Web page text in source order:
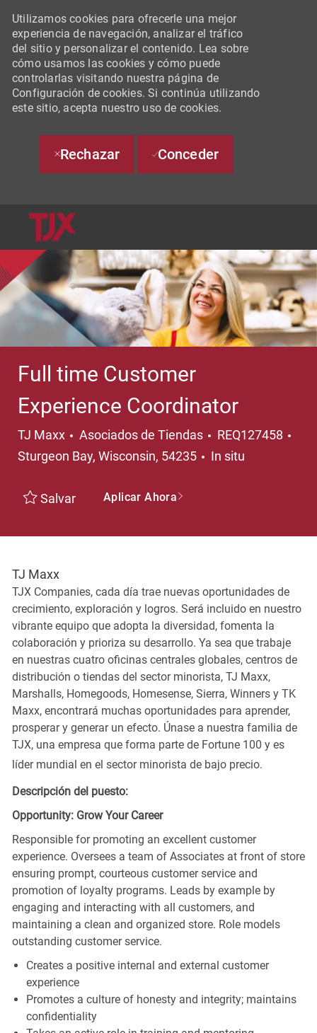
Utilizamos cookies para ofrecerle una mejor
experiencia de navegación, analizar el tráfico
del sitio y personalizar el contenido. Lea sobre
cómo usamos las cookies y cómo puede
controlarlas visitando nuestra página de
Configuración de cookies. Si continúa utilizando
este sitio, acepta nuestro uso de cookies.
Rechazar Conceder
Full time Customer
Experience Coordinator
TJ Maxx Categoría
Asociados de Tiendas REQ127458
Sturgeon Bay, Wisconsin, 54235
In situ
Salvar Aplicar Ahora
TJ Maxx
TJX Companies, cada día trae nuevas oportunidades de
crecimiento, exploración y logros. Será incluido en nuestro
vibrante equipo que adopta la diversidad, fomenta la
colaboración y prioriza su desarrollo. Ya sea que trabaje
en nuestras cuatro oficinas centrales globales, centros de
distribución o tiendas del sector minorista, TJ Maxx,
Marshalls, Homegoods, Homesense, Sierra, Winners y TK
Maxx, encontrará muchas oportunidades para aprender,
prosperar y generar un efecto. Únase a nuestra familia de
TJX, una empresa que forma parte de Fortune 100 y es
líder mundial en el sector minorista de bajo precio.
Descripción del puesto:
Opportunity: Grow Your Career
Responsible for promoting an excellent customer
experience. Oversees a team of Associates at front of store
ensuring prompt, courteous customer service and
promotion of loyalty programs. Leads by example by
engaging and interacting with all customers, and
maintaining a clean and organized store. Role models
outstanding customer service.
Creates a positive internal and external customer
experience
Promotes a culture of honesty and integrity; maintains
confidentiality